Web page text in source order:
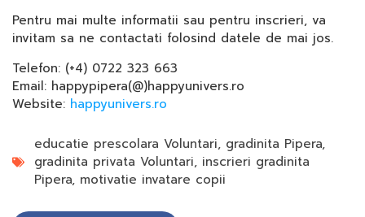
Pentru mai multe informatii sau pentru inscrieri, va
invitam sa ne contactati folosind datele de mai jos.
Telefon: (+4) 0722 323 663
Email: happypipera(@)happyunivers.ro
Website: happyunivers.ro
educatie prescolara Voluntari, gradinita Pipera,
gradinita privata Voluntari, inscrieri gradinita
Pipera, motivatie invatare copii